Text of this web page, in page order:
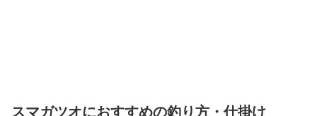
スマガツオにおすすめの釣り方・仕掛け